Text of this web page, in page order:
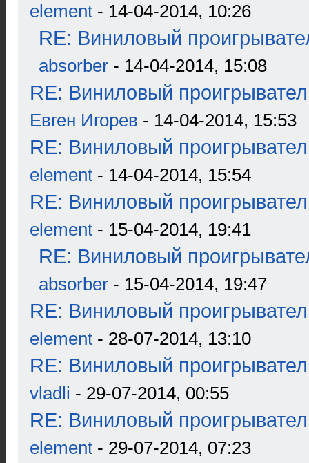
element - 14-04-2014, 10:26
RE: Виниловый
absorber - 14-04-2014, 15:08
RE: Виниловый
Евген Игорев - 14-04-2014, 15:53
RE: Виниловый
element - 14-04-2014, 15:54
RE: Виниловый
element - 15-04-2014, 19:41
RE: Виниловый
absorber - 15-04-2014, 19:47
RE: Виниловый
element - 28-07-2014, 13:10
RE: Виниловый
vladli - 29-07-2014, 00:55
RE: Виниловый
element - 29-07-2014, 07:23